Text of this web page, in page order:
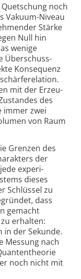
noch
Vakuum-Niveau
Stärke
Null hin
wenige
Über­schuss­
Konsequenz
mit der Er­zeu­
des
immer zwei
von Raum
Grenzen des
der
experi­
dieses
Schlüssel zu
dass
gemacht
erhalten:
in der Sekunde.
Messung nach
noch nicht mit